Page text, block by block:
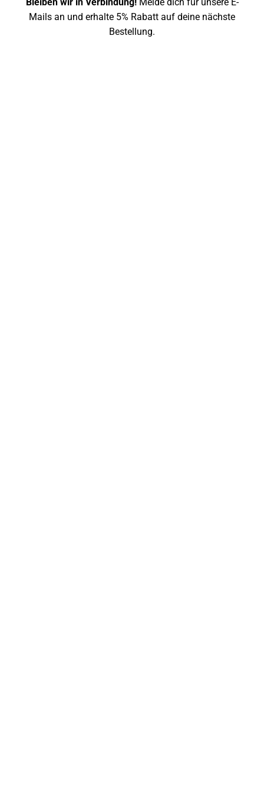
Mails an und erhalte 5% Rabatt auf deine nächste
Bestellung.